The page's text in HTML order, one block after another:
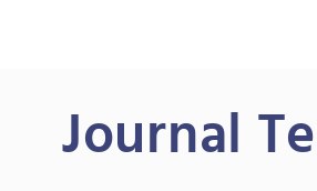
Journal